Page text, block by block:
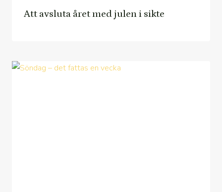
Att avsluta året med julen i sikte